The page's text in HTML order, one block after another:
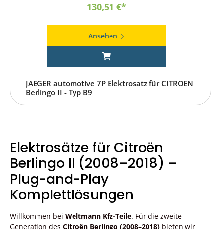
130,51 €*
Ansehen
JAEGER automotive 7P Elektrosatz für CITROEN
Berlingo II - Typ B9
Elektrosätze für Citroën
Berlingo II (2008–2018) –
Plug-and-Play
Komplettlösungen
Willkommen bei Weltmann Kfz-Teile. Für die zweite
Generation des Citroën Berlingo (2008–2018) bieten wir